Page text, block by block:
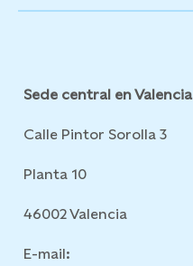
Sede central en Valencia
Calle Pintor Sorolla 3
Planta 10
46002 Valencia
E-mail: